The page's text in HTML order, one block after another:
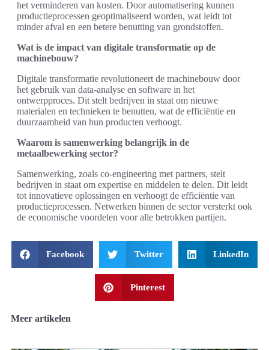
het verminderen van kosten. Door automatisering kunnen
productieprocessen geoptimaliseerd worden, wat leidt tot
minder afval en een betere benutting van grondstoffen.
Wat is de impact van digitale transformatie op de
machinebouw?
Digitale transformatie revolutioneert de machinebouw door
het gebruik van data-analyse en software in het
ontwerpproces. Dit stelt bedrijven in staat om nieuwe
materialen en technieken te benutten, wat de efficiëntie en
duurzaamheid van hun producten verhoogt.
Waarom is samenwerking belangrijk in de
metaalbewerking sector?
Samenwerking, zoals co-engineering met partners, stelt
bedrijven in staat om expertise en middelen te delen. Dit leidt
tot innovatieve oplossingen en verhoogt de efficiëntie van
productieprocessen. Netwerken binnen de sector versterkt ook
de economische voordelen voor alle betrokken partijen.
Facebook Twitter LinkedIn
Pinterest
Meer artikelen